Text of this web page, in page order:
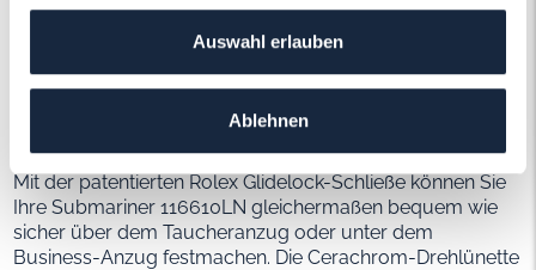
Auswahl erlauben
Ablehnen
von bis zu 300 Metern schützt es das Uhrwerk vor
eindringendem Wasser. Auch gegen die Anforderungen
Erschütterungen – ist die Submariner somit optimal
Mit der patentierten Rolex Glidelock-Schließe können Sie
Ihre Submariner 116610LN gleichermaßen bequem wie
sicher über dem Taucheranzug oder unter dem
Business-Anzug festmachen. Die Cerachrom-Drehlünette